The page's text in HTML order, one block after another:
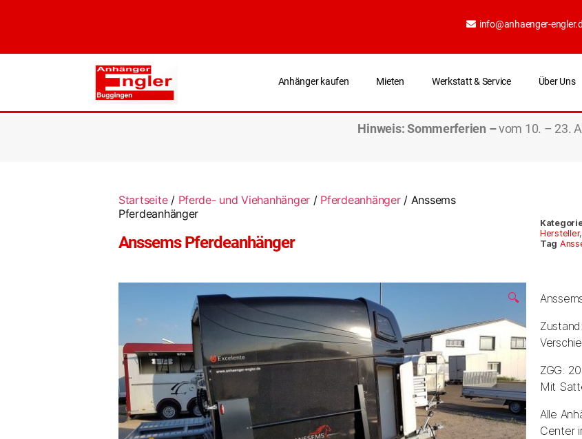
info@anhaenger-
Anhänger kaufen Mieten Werkstatt & Service Über Uns
Hinweis:Sommerferien –vom 10. – 23.
Startseite/ Pferde- und Viehanhänger / Pferdeanhänger/ Anssems
Pferdeanhänger
Anssems Pferdeanhänger
🔍
Hersteller,
Tag
ZGG:
Mit
Alle
Center